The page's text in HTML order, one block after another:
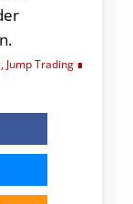
Jump Trading